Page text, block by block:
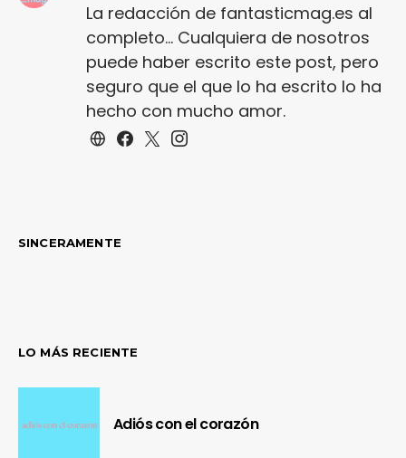
La redacción de fantasticmag.es al
completo... Cualquiera de nosotros
puede haber escrito este post, pero
seguro que el que lo ha escrito lo ha
hecho con mucho amor.
SINCERAMENTE
LO MÁS RECIENTE
Adiós con el corazón